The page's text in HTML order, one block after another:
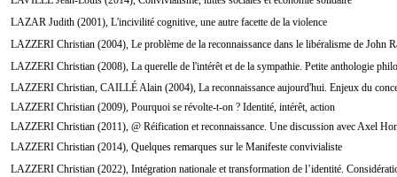
LAZAR Judith (2001), L'incivilité cognitive, une autre facette de la violence
LAZZERI Christian (2004), Le problème de la reconnaissance dans le libéralisme de John
LAZZERI Christian (2008), La querelle de l'intérêt et de la sympathie. Petite anthologie
LAZZERI Christian, CAILLÉ Alain (2004), La reconnaissance aujourd'hui. Enjeux du
LAZZERI Christian (2009), Pourquoi se révolte-t-on ? Identité, intérêt, action
LAZZERI Christian (2011), @ Réification et reconnaissance. Une discussion avec Axel
LAZZERI Christian (2014), Quelques remarques sur le Manifeste convivialiste
LAZZERI Christian (2022), Intégration nationale et transformation de l’identité.